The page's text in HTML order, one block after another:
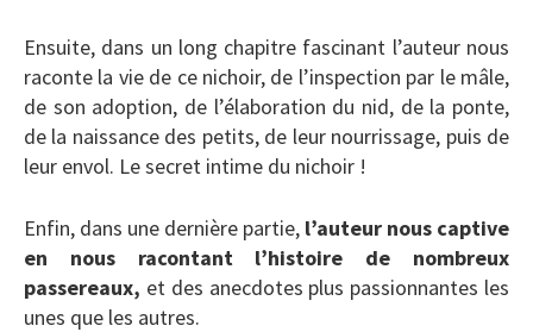
Ensuite, dans un long chapitre fascinant l’auteur nous
raconte la vie de ce nichoir, de l’inspection par le mâle,
de son adoption, de l’élaboration du nid, de la ponte,
de la naissance des petits, de leur nourrissage, puis de
leur envol. Le secret intime du nichoir !
Enfin, dans une dernière partie, l’auteur nous captive
en nous racontant l’histoire de nombreux
passereaux, et des anecdotes plus passionnantes les
unes que les autres.